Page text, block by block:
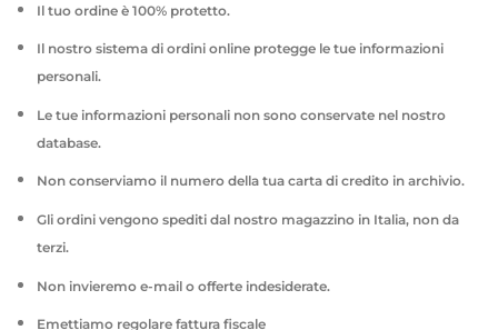
Il tuo ordine è 100% protetto.
Il nostro sistema di ordini online protegge le tue informazioni
personali.
Le tue informazioni personali non sono conservate nel nostro
database.
Non conserviamo il numero della tua carta di credito in archivio.
Gli ordini vengono spediti dal nostro magazzino in Italia, non da
terzi.
Non invieremo e-mail o offerte indesiderate.
Emettiamo regolare fattura fiscale